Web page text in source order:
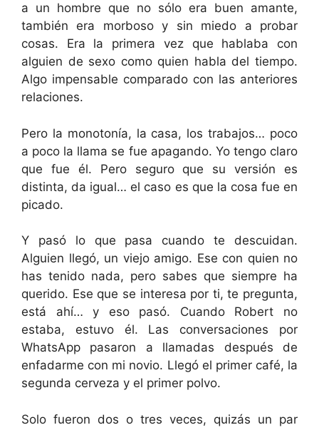
a un hombre que no sólo era buen amante,
también era morboso y sin miedo a probar
cosas. Era la primera vez que hablaba con
alguien de sexo como quien habla del tiempo.
Algo impensable comparado con las anteriores
relaciones.
Pero la monotonía, la casa, los trabajos… poco
a poco la llama se fue apagando. Yo tengo claro
que fue él. Pero seguro que su versión es
distinta, da igual… el caso es que la cosa fue en
picado.
Y pasó lo que pasa cuando te descuidan.
Alguien llegó, un viejo amigo. Ese con quien no
has tenido nada, pero sabes que siempre ha
querido. Ese que se interesa por ti, te pregunta,
está ahí… y eso pasó. Cuando Robert no
estaba, estuvo él. Las conversaciones por
WhatsApp pasaron a llamadas después de
enfadarme con mi novio. Llegó el primer café, la
segunda cerveza y el primer polvo.
Solo fueron dos o tres veces, quizás un par